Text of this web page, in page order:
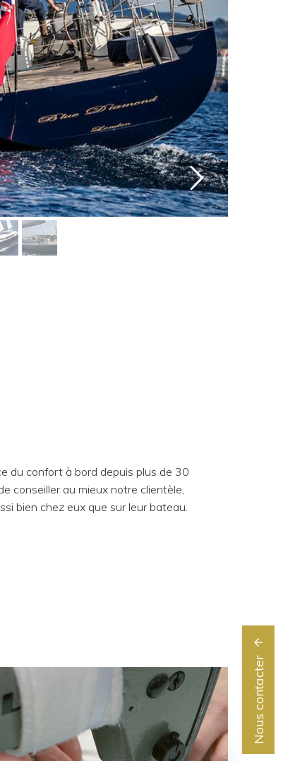
du confort à bord depuis plus de 30
conseiller au mieux notre clientèle,
bien chez eux que sur leur bateau.
Nous contacter
arrow_upward